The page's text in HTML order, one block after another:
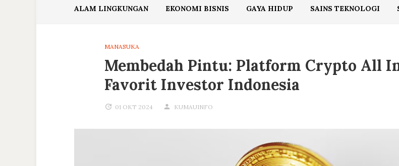
ALAM LINGKUNGAN EKONOMI BISNIS GAYA HIDUP SAINS TEKNOLOGI
MANASUKA
Membedah Pintu: Platform Crypto All
Favorit Investor Indonesia
01 OKT 2024 KUMAUINFO